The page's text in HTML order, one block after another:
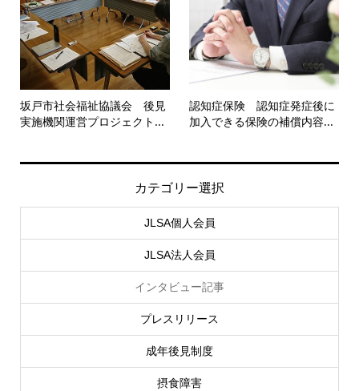
坂戸市社会福祉協議会 後見
実施機関運営プロジェクト...
認知症保険 認知症発症後に
加入できる保険の補償内容...
カテゴリー選択
JLSA個人会員
JLSA法人会員
インタビュー記事
プレスリリース
成年後見制度
摂食障害